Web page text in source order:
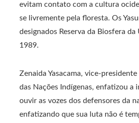
evitam contato com a cultura
se livremente pela floresta. Os
designados Reserva da Biosfera da
1989.
Zenaida Yasacama, vice-
das Nações Indígenas, enfatizou a
ouvir as vozes dos defensores da
enfatizando que sua luta não é